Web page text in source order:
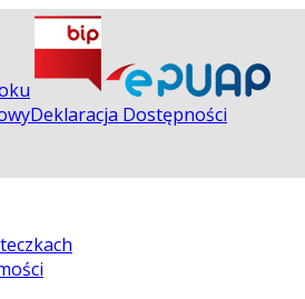
Deklaracja Dostępności